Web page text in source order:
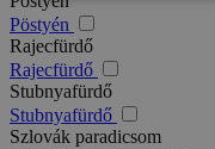
Pöstyén
Rajecfürdő
Rajecfürdő
Stubnyafürdő
Stubnyafürdő
Szlovák paradicsom